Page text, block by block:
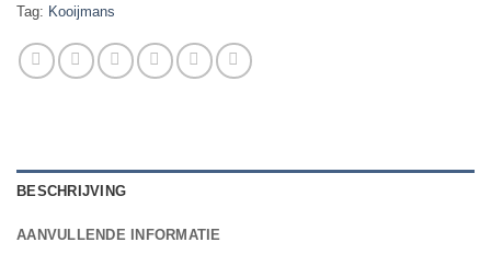
Tag: Kooijmans
BESCHRIJVING
AANVULLENDE INFORMATIE